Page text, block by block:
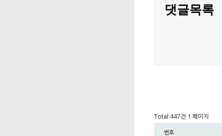
댓글목록
Total 447건 1 페이지
번호